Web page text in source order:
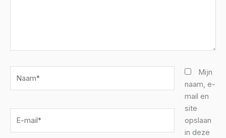
mail*
Mijn
naam, e-
mail en
site
opslaan
in deze